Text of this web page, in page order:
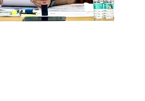
की। मुख्य सचिव ने नियद नेल्लानार योजना के अंतर्गत